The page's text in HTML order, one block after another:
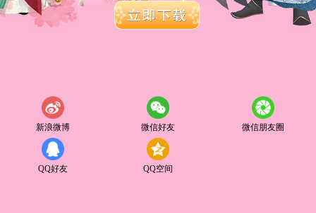
新浪微博 微信好友 微信朋友圈
QQ好友 QQ空间